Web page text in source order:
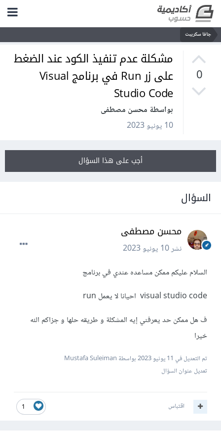
جافا سكريبت
0
مشكلة عدم تنفيذ الكود عند الضغط
على زر Run في برنامج Visual
Studio Code
بواسطة محسن مصطفى
10 يونيو 2023
أجب على هذا السؤال
السؤال
محسن مصطفى
نشر10 يونيو 2023
السلام عليكم ممكن مساعده عندي في برنامج
visual studio code احيانا لا يعمل run
ف هل ممكن حد يعرفني إيه المشكلة و طريقه حلها و جزاكم الله
خيرا
تم التعديل في 11 يونيو 2023
بواسطة Mustafa Suleiman
تعديل عنوان السؤال
1 اقتباس